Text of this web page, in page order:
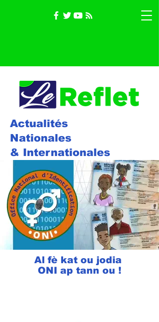
Actualités
Nationales
& Internationales
Al fè kat ou jodia
ONI ap tann ou !